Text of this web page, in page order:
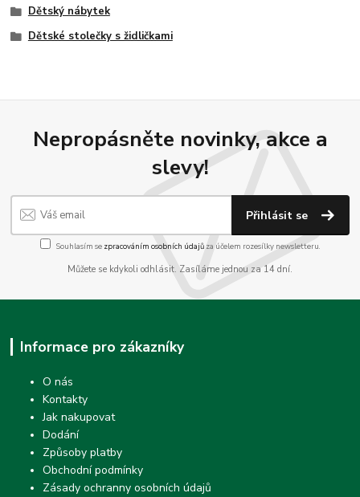
Dětský nábytek
Dětské stolečky s židličkami
Nepropásněte novinky, akce a
slevy!
Přihlásit se
Souhlasím se zpracováním osobních údajůza účelem rozesílky newsletteru.
Můžete se kdykoli odhlásit. Zasíláme jednou za 14 dní.
Informace pro zákazníky
O nás
Kontakty
Jak nakupovat
Dodání
Způsoby platby
Obchodní podmínky
Zásady ochranny osobních údajů